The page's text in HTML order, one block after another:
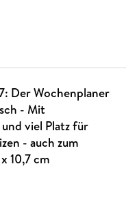
Der Wochenplaner
- Mit
viel Platz für
- auch zum
10,7 cm